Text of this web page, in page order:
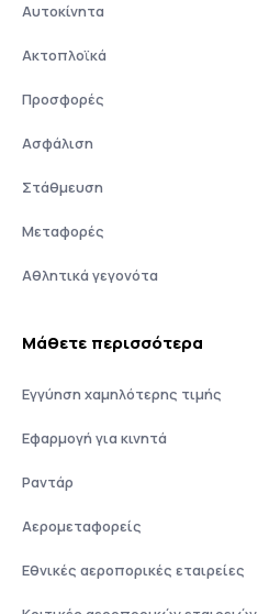
Αυτοκίνητα
Ακτοπλοϊκά
Προσφορές
Ασφάλιση
Στάθμευση
Μεταφορές
Αθλητικά γεγονότα
Μάθετε περισσότερα
Εγγύηση χαμηλότερης τιμής
Εφαρμογή για κινητά
Ραντάρ
Αερομεταφορείς
Εθνικές αεροπορικές εταιρείες